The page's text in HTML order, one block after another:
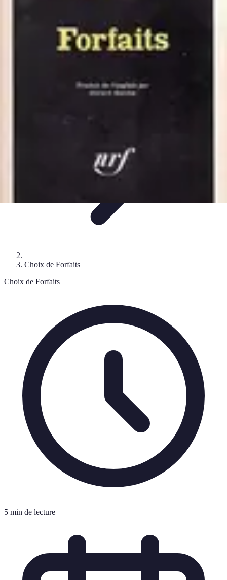
ComparatifsTechnologie
Telecom et Loisir
Choix de Forfaits
Choix de Forfaits
5 min de lecture